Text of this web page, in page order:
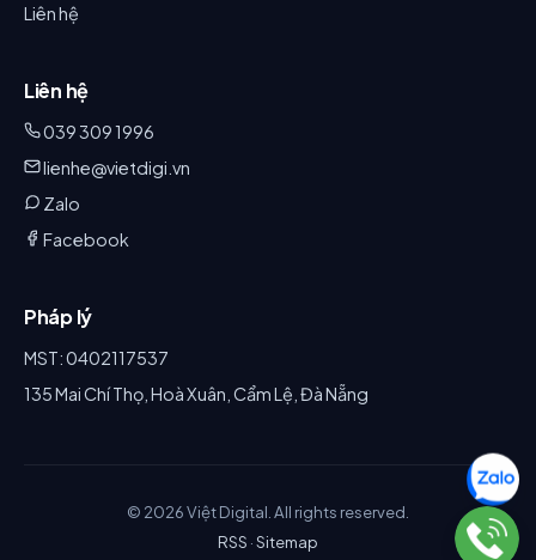
Liên hệ
Liên hệ
039 309 1996
lienhe@vietdigi.vn
Zalo
Facebook
Pháp lý
MST: 0402117537
135 Mai Chí Thọ, Hoà Xuân, Cẩm Lệ, Đà Nẵng
© 2026 Việt Digital. All rights reserved.
RSS ·Sitemap